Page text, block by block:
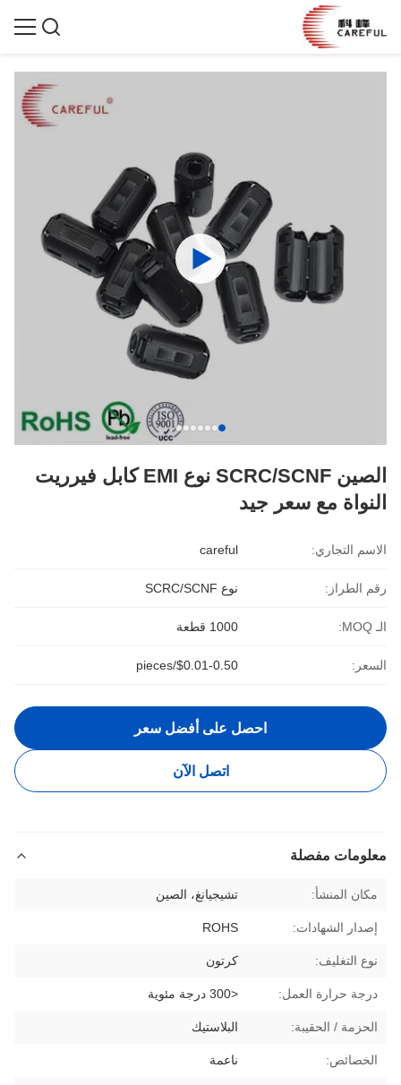
الصين SCRC/SCNF نوع EMI كابل فيرريت
النواة مع سعر جيد
الاسم التجاري: careful
رقم الطراز: نوع SCRC/SCNF
الـ MOQ: 1000 قطعة
السعر: $0.01-0.50/pieces
احصل على أفضل سعر
اتصل الآن
معلومات مفصلة
مكان المنشأ: تشيجيانغ، الصين
إصدار الشهادات: ROHS
نوع التغليف: كرتون
درجة حرارة العمل: <300 درجة مئوية
الحزمة / الحقيبة: البلاستيك
الخصائص: ناعمة